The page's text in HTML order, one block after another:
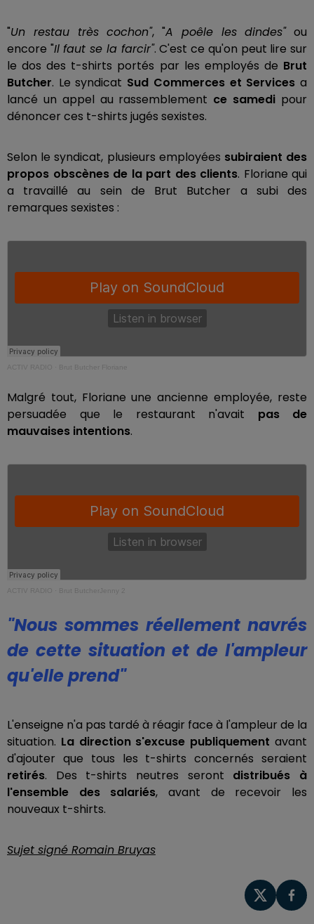
"Un restau très cochon", "A poêle les dindes"ou
encore "Il faut se la farcir". C'est ce qu'on peut lire sur
le dos des t-shirts portés par les employés de Brut
Butcher. Le syndicat Sud Commerces et Services a
lancé un appel au rassemblement ce samedi pour
dénoncer ces t-shirts jugés sexistes.
Selon le syndicat, plusieurs employées subiraient des
propos obscènes de la part des clients. Floriane qui
a travaillé au sein de Brut Butcher a subi des
remarques sexistes :
ACTIV RADIO Brut Butcher Floriane
Malgré tout, Floriane une ancienne employée, reste
persuadée que le restaurant n'avait pas de
mauvaises intentions.
ACTIV RADIO Brut ButcherJenny 2
"Nous sommes réellement navrés
de cette situation et de l'ampleur
qu'elle prend"
L'enseigne n'a pas tardé à réagir face à l'ampleur de la
situation. La direction s'excuse publiquement avant
d'ajouter que tous les t-shirts concernés seraient
retirés. Des t-shirts neutres seront distribués à
l'ensemble des salariés, avant de recevoir les
nouveaux t-shirts.
Sujet signé Romain Bruyas